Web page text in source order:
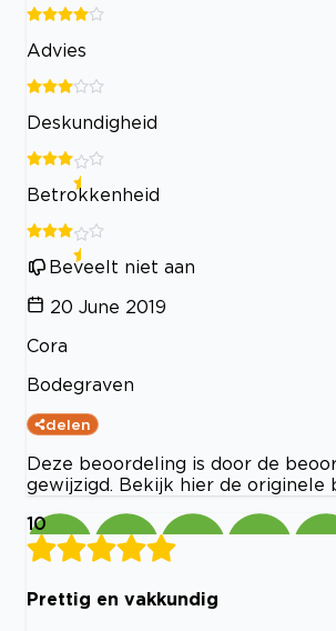
Advies
Deskundigheid
Betrokkenheid
Beveelt niet aan
20 June 2019
Cora
Bodegraven
delen
Deze beoordeling is door de
gewijzigd. Bekijk hier de originele
10
Prettig en vakkundig